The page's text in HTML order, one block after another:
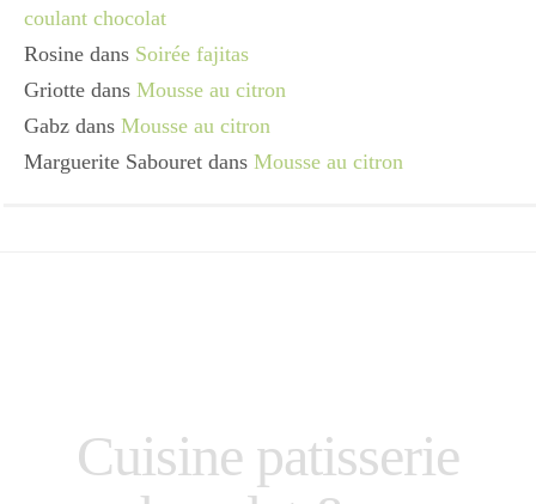
coulant chocolat
Rosine dans Soirée fajitas
Griotte dans Mousse au citron
Gabz dans Mousse au citron
Marguerite Sabouret dans Mousse au citron
Cuisine patisserie